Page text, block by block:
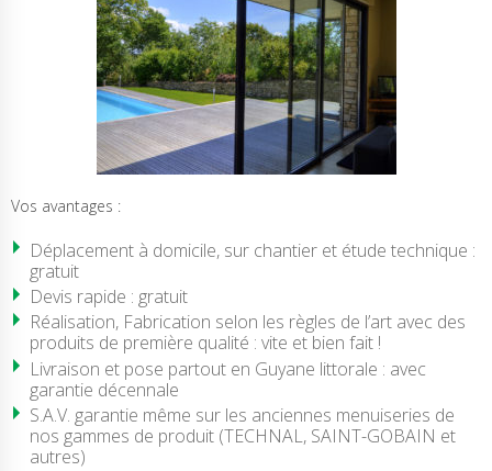
Vos avantages :
Déplacement à domicile, sur chantier et étude technique :
gratuit
Devis rapide : gratuit
Réalisation, Fabrication selon les règles de l’art avec des
produits de première qualité : vite et bien fait !
Livraison et pose partout en Guyane littorale : avec
garantie décennale
S.A.V. garantie même sur les anciennes menuiseries de
nos gammes de produit (TECHNAL, SAINT-GOBAIN et
autres)